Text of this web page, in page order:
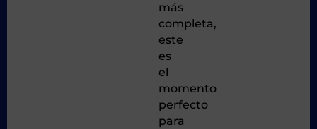
más
completa,
este
es
el
momento
perfecto
para